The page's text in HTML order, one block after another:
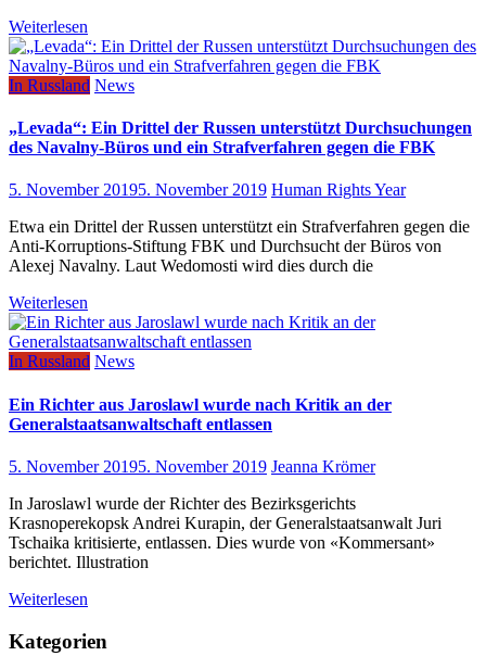
Weiterlesen
In Russland News
„Levada“: Ein Drittel der Russen unterstützt Durchsuchungen
des Navalny-Büros und ein Strafverfahren gegen die FBK
5. November 20195. November 2019 Human Rights Year
Etwa ein Drittel der Russen unterstützt ein Strafverfahren gegen die
Anti-Korruptions-Stiftung FBK und Durchsucht der Büros von
Alexej Navalny. Laut Wedomosti wird dies durch die
Weiterlesen
In Russland News
Ein Richter aus Jaroslawl wurde nach Kritik an der
Generalstaatsanwaltschaft entlassen
5. November 20195. November 2019 Jeanna Krömer
In Jaroslawl wurde der Richter des Bezirksgerichts
Krasnoperekopsk Andrei Kurapin, der Generalstaatsanwalt Juri
Tschaika kritisierte, entlassen. Dies wurde von «Kommersant»
berichtet. Illustration
Weiterlesen
Kategorien